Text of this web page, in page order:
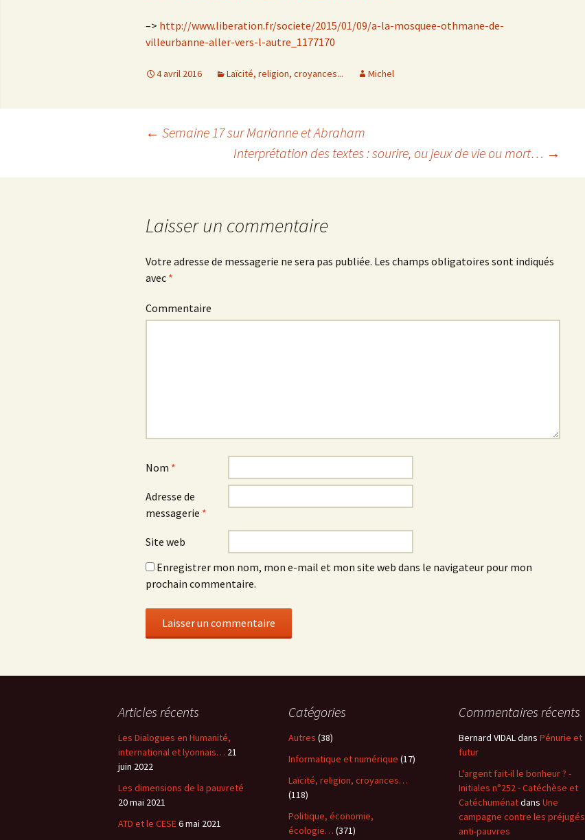
–> http://www.liberation.fr/societe/2015/01/09/a-la-mosquee-othmane-de-
villeurbanne-aller-vers-l-autre_1177170
4 avril 2016 Laïcité, religion, croyances... Michel
Navigation
← Semaine 17 sur Marianne et Abraham
Interprétation des textes : sourire, ou jeux de vie ou mort… →
Laisser un commentaire
Votre adresse de messagerie ne sera pas publiée. Les champs obligatoires sont indiqués
avec *
Commentaire
Nom *
Adresse de
messagerie *
Site web
Enregistrer mon nom, mon e-mail et mon site web dans le navigateur pour mon
prochain commentaire.
Articles récents
Les Dialogues en Humanité,
international et lyonnais… 21
juin 2022
Les dimensions de la pauvreté
20 mai 2021
ATD et le CESE6 mai 2021
Catégories
Autres (38)
Informatique et numérique (17)
Laïcité, religion, croyances…
(118)
Politique, économie,
écologie… (371)
Commentaires récents
Bernard VIDALdans Pénurie et
futur
L'argent fait-il le bonheur ? -
Initiales n°252 - Catéchèse et
Catéchuménatdans Une
campagne contre les préjugés
anti-pauvres